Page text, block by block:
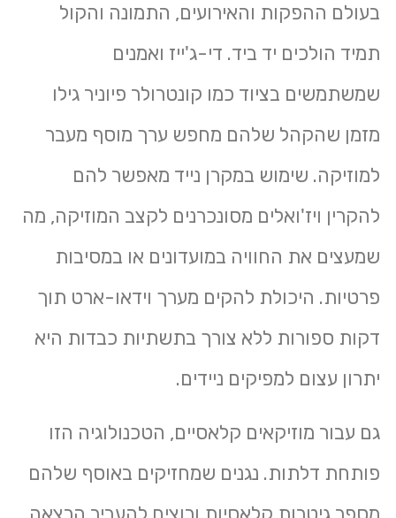
בעולם ההפקות והאירועים, התמונה והקול
תמיד הולכים יד ביד. די-ג'ייז ואמנים
שמשתמשים בציוד כמו קונטרולר פיוניר גילו
מזמן שהקהל שלהם מחפש ערך מוסף מעבר
למוזיקה. שימוש במקרן נייד מאפשר להם
להקרין ויז'ואלים מסונכרנים לקצב המוזיקה, מה
שמעצים את החוויה במועדונים או במסיבות
פרטיות. היכולת להקים מערך וידאו-ארט תוך
דקות ספורות ללא צורך בתשתיות כבדות היא
יתרון עצום למפיקים ניידים.
גם עבור מוזיקאים קלאסיים, הטכנולוגיה הזו
פותחת דלתות. נגנים שמחזיקים באוסף שלהם